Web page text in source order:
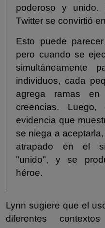
poderoso y unido.
Twitter se convirtió
Esto puede
pero cuando se
simultáneamente
individuos, cada
agrega ramas
creencias.
evidencia que
se niega a
atrapado en el
"unido", y se
héroe.
Lynn sugiere que el
diferentes